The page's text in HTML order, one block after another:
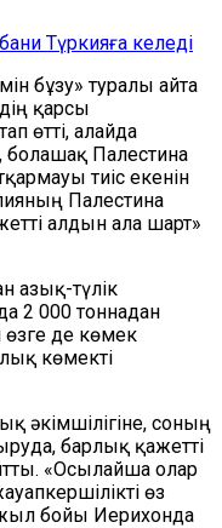
Түркияға келеді
бұзу» туралы айта
қарсы
өтті, алайда
болашақ Палестина
тиіс екенін
Палестина
алдын ала шарт»
азық-түлік
2 000 тоннадан
өзге де көмек
көмекті
әкімшілігіне, соның
барлық қажетті
«Осылайша олар
өз
бойы Иерихонда